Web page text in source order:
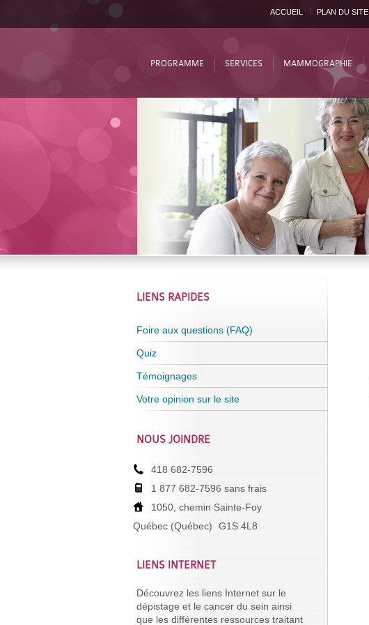
ACCUEIL PLAN DU SITE
PROGRAMME SERVICES MAMMOGRAPHIE
LIENS RAPIDES
Foire aux questions (FAQ)
Quiz
Témoignages
Votre opinion sur le site
NOUS JOINDRE
418 682-7596
1 877 682-7596 sans frais
1050, chemin Sainte-Foy
Québec (Québec)
G1S 4L8
LIENS INTERNET
Découvrez les liens Internet sur le
dépistage et le cancer du sein ainsi
que les différentes ressources traitant